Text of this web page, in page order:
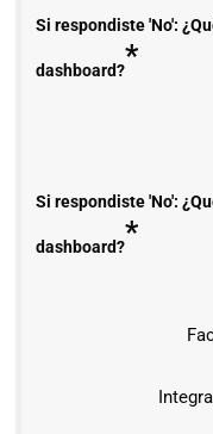
Si respondiste 'No':
dashboard?*
Si respondiste 'No':
dashboard?*